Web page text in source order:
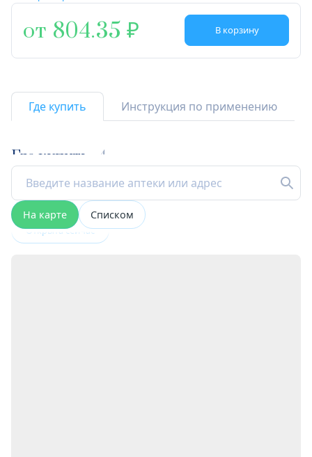
от 804.35 В корзину
Где купить Инструкция по применению
Где купить 4
На карте Списком
Открыта сейчас